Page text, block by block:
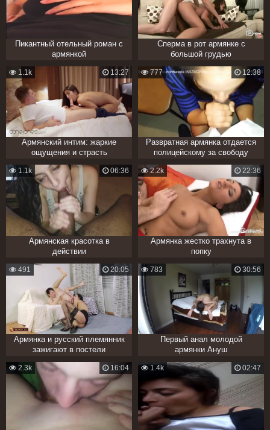
Пикантный отельный роман с
армянкой
Сперма в рот армянке с
большой грудью
Армянский интим: жаркие
ощущения и страсть
13:27
1.1k
Развратная армянка отдается
полицейскому за свободу
12:38
777
Армянская красотка в
действии
06:36
1.1k
Армянка жестко трахнута в
попку
22:36
2.2k
Армянка и русский племянник
зажигают в постели
20:05
491
Первый анал молодой
армянки Ануш
30:56
783
16:04
2.3k 02:47
1.4k